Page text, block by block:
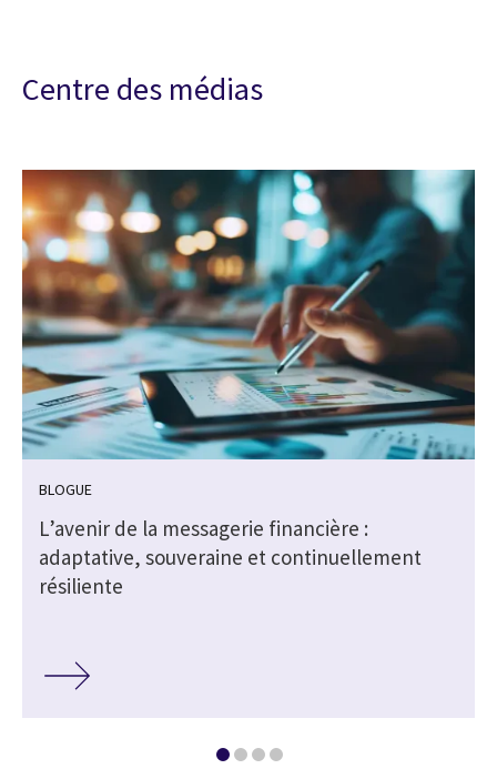
Centre des médias
BLOGUE
L’avenir de la messagerie financière :
adaptative, souveraine et continuellement
résiliente